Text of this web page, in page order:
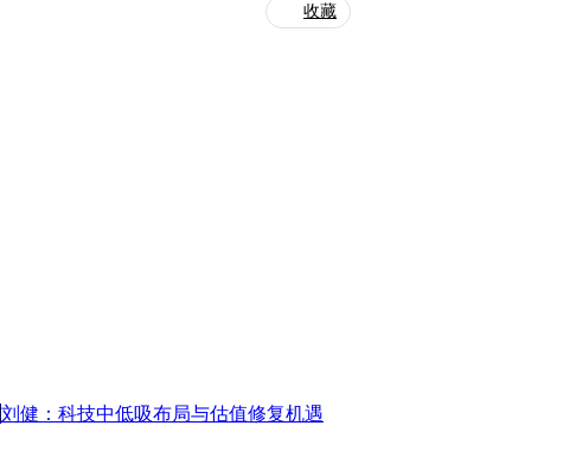
收藏
刘健：科技中低吸布局与估值修复机遇